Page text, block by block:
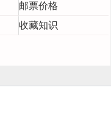
邮票价格
收藏知识